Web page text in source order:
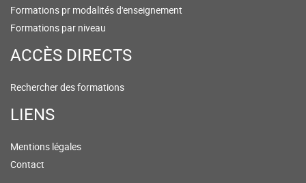
Formations pr modalités d'enseignement
Formations par niveau
ACCÈS DIRECTS
Rechercher des formations
LIENS
Mentions légales
Contact